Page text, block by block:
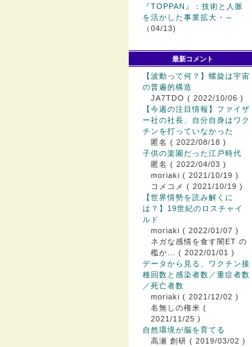
『TOPPAN』：技術と人脈
を活かした事業拡大・～
（04/13)
最新コメント
【波動って何？】螺旋は宇宙
の普遍的構造
JA7TDO ( 2022/10/06 )
【今週の注目情報】ファイザ
ー社の社長、自分自身はワク
チンを打っていなかった
匿名 ( 2022/08/18 )
子供の楽園だった江戸時代
匿名 ( 2022/04/03 )
moriaki ( 2021/10/19 )
コメコメ ( 2021/10/19 )
【世界情勢を読み解くに
は？】19世紀のロスチャイ
ルド
moriaki ( 2022/01/07 )
ネガな感情を食す闇ET の
檻か... ( 2022/01/01 )
データから見る、ワクチン接
種回数と感染者数／重症者数
／死亡者数
moriaki ( 2021/12/02 )
名無しの権米 (
2021/11/25 )
自然環境が脳を育てる
高瀬 創研 ( 2019/03/02 )